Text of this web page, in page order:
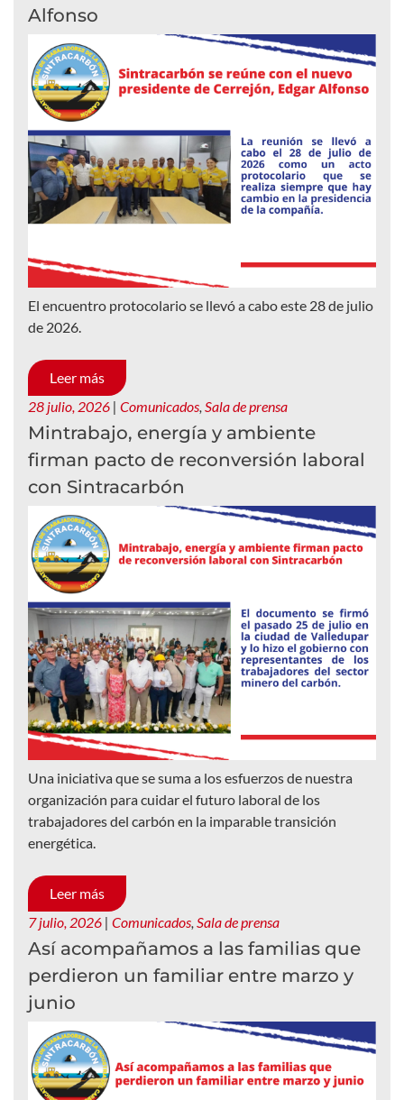
Alfonso
El encuentro protocolario se llevó a cabo este 28 de julio
de 2026.
Leer más
28 julio, 2026 | Comunicados, Sala de prensa
Mintrabajo, energía y ambiente
firman pacto de reconversión laboral
con Sintracarbón
Una iniciativa que se suma a los esfuerzos de nuestra
organización para cuidar el futuro laboral de los
trabajadores del carbón en la imparable transición
energética.
Leer más
7 julio, 2026 | Comunicados, Sala de prensa
Así acompañamos a las familias que
perdieron un familiar entre marzo y
junio